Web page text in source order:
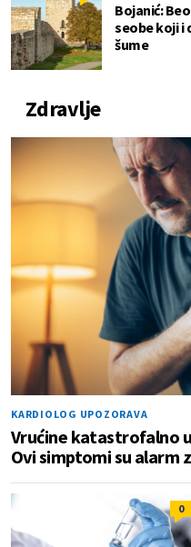
Bojanić:
seobe koji i
šume
Zdravlje
KARDIOLOG UPOZORAVA
Vrućine katastrofalno
Ovi simptomi su alarm
0